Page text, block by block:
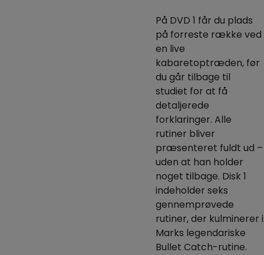
På DVD 1 får du plads
på forreste række ved
en live
kabaretoptræden, før
du går tilbage til
studiet for at få
detaljerede
forklaringer. Alle
rutiner bliver
præsenteret fuldt ud –
uden at han holder
noget tilbage. Disk 1
indeholder seks
gennemprøvede
rutiner, der kulminerer i
Marks legendariske
Bullet Catch-rutine.